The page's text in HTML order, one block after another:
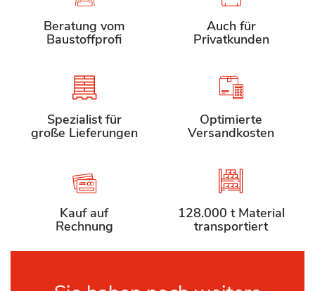
Beratung vom
Baustoffprofi
Auch für
Privatkunden
Spezialist für
große Lieferungen
Optimierte
Versandkosten
Kauf auf
Rechnung
128.000 t Material
transportiert